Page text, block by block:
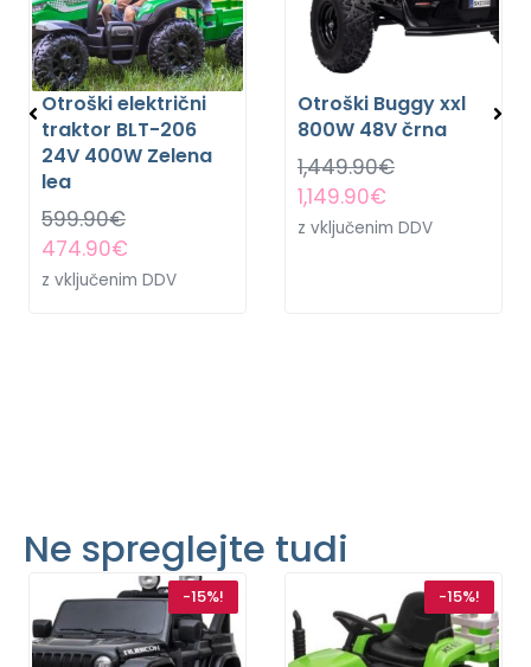
Otroški električni
traktor BLT-206
24V 400W Zelena
lea
599.90€
474.90€
z vključenim DDV
Otroški Buggy xxl
800W 48V črna
1,449.90€
1,149.90€
z vključenim DDV
Ne spreglejte tudi
-15%! -15%!